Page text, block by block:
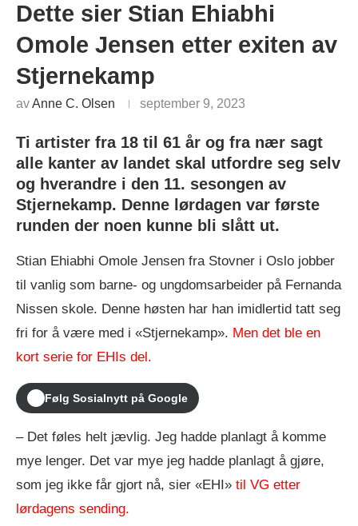
Dette sier Stian Ehiabhi
Omole Jensen etter exiten av
Stjernekamp
avAnne C. Olsen september 9, 2023
Ti artister fra 18 til 61 år og fra nær sagt
alle kanter av landet skal utfordre seg selv
og hverandre i den 11. sesongen av
Stjernekamp. Denne lørdagen var første
runden der noen kunne bli slått ut.
Stian Ehiabhi Omole Jensen fra Stovner i Oslo jobber
til vanlig som barne- og ungdomsarbeider på Fernanda
Nissen skole. Denne høsten har han imidlertid tatt seg
fri for å være med i «Stjernekamp». Men det ble en
kort serie for EHIs del.
Følg Sosialnytt på Google
– Det føles helt jævlig. Jeg hadde planlagt å komme
mye lenger. Det var mye jeg hadde planlagt å gjøre,
som jeg ikke får gjort nå, sier «EHI» til VG etter
lørdagens sending.